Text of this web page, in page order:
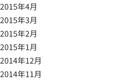
2015年4月
2015年3月
2015年2月
2015年1月
2014年12月
2014年11月